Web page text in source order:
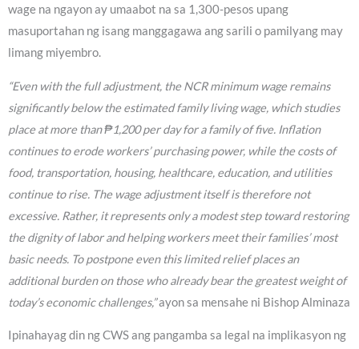
wage na ngayon ay umaabot na sa 1,300-pesos upang
masuportahan ng isang manggagawa ang sarili o pamilyang may
limang miyembro.
“Even with the full adjustment, the NCR minimum wage remains
significantly below the estimated family living wage, which studies
place at more than ₱1,200 per day for a family of five. Inflation
continues to erode workers’ purchasing power, while the costs of
food, transportation, housing, healthcare, education, and utilities
continue to rise. The wage adjustment itself is therefore not
excessive. Rather, it represents only a modest step toward restoring
the dignity of labor and helping workers meet their families’ most
basic needs. To postpone even this limited relief places an
additional burden on those who already bear the greatest weight of
today’s economic challenges,”ayon sa mensahe ni Bishop Alminaza
Ipinahayag din ng CWS ang pangamba sa legal na implikasyon ng